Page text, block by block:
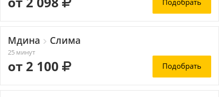
Подобрать
Мдина Слима
25 минут
от 2 100 Подобрать